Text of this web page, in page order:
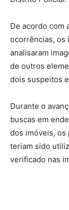
De acordo com
ocorrências, os
analisaram
de outros
dois suspeitos
Durante o
buscas em
dos imóveis, os
teriam sido
verificado nas